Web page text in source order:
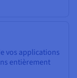
vos applications
entièrement